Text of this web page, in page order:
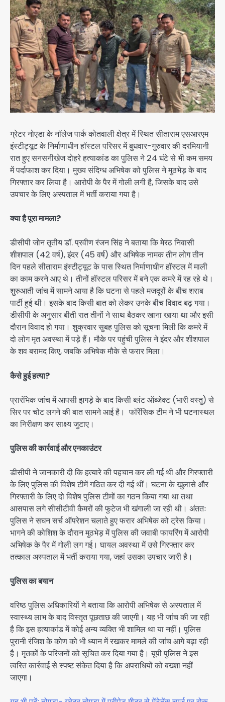
ग्रेटर नोएडा के नॉलेज पार्क कोतवाली क्षेत्र में स्थित सीताराम एसआरएम
इंस्टीट्यूट के निर्माणाधीन हॉस्टल परिसर में बुधवार-गुरुवार की दरमियानी
रात हुए सनसनीखेज दोहरे हत्याकांड का पुलिस ने 24 घंटे से भी कम समय
में पर्दाफाश कर दिया। मुख्य संदिग्ध अभिषेक को पुलिस ने मुठभेड़ के बाद
गिरफ्तार कर लिया है। आरोपी के पैर में गोली लगी है, जिसके बाद उसे
उपचार के लिए अस्पताल में भर्ती कराया गया है।
क्या है पूरा मामला?
डीसीपी जोन तृतीय डॉ. प्रवीण रंजन सिंह ने बताया कि मेरठ निवासी
शीशपाल (42 वर्ष), इंदर (45 वर्ष) और अभिषेक नामक तीन लोग तीन
दिन पहले सीताराम इंस्टीट्यूट के पास स्थित निर्माणाधीन हॉस्टल में माली
का काम करने आए थे। तीनों हॉस्टल परिसर में बने एक कमरे में रह रहे थे।
शुरुआती जांच में सामने आया है कि घटना से पहले मजदूरों के बीच शराब
पार्टी हुई थी। इसके बाद किसी बात को लेकर उनके बीच विवाद बढ़ गया।
डीसीपी के अनुसार बीती रात तीनों ने साथ बैठकर खाना खाया था और इसी
दौरान विवाद हो गया। शुक्रवार सुबह पुलिस को सूचना मिली कि कमरे में
दो लोग मृत अवस्था में पड़े हैं। मौके पर पहुंची पुलिस ने इंदर और शीशपाल
के शव बरामद किए, जबकि अभिषेक मौके से फरार मिला।
कैसे हुई हत्या?
प्रारंभिक जांच में आपसी झगड़े के बाद किसी ब्लंट ऑब्जेक्ट (भारी वस्तु) से
सिर पर चोट लगने की बात सामने आई है। फॉरेंसिक टीम ने भी घटनास्थल
का निरीक्षण कर साक्ष्य जुटाए।
पुलिस की कार्रवाई और एनकाउंटर
डीसीपी ने जानकारी दी कि हत्यारे की पहचान कर ली गई थी और गिरफ्तारी
के लिए पुलिस की विशेष टीमें गठित कर दी गई थीं। घटना के खुलासे और
गिरफ्तारी के लिए दो विशेष पुलिस टीमों का गठन किया गया था तथा
आसपास लगे सीसीटीवी कैमरों की फुटेज भी खंगाली जा रही थी। अंततः
पुलिस ने सघन सर्च ऑपरेशन चलाते हुए फरार अभिषेक को ट्रेस किया।
भागने की कोशिश के दौरान मुठभेड़ में पुलिस की जवाबी फायरिंग में आरोपी
अभिषेक के पैर में गोली लग गई। घायल अवस्था में उसे गिरफ्तार कर
तत्काल अस्पताल में भर्ती कराया गया, जहां उसका उपचार जारी है।
पुलिस का बयान
वरिष्ठ पुलिस अधिकारियों ने बताया कि आरोपी अभिषेक से अस्पताल में
स्वास्थ्य लाभ के बाद विस्तृत पूछताछ की जाएगी। यह भी जांच की जा रही
है कि इस हत्याकांड में कोई अन्य व्यक्ति भी शामिल था या नहीं। पुलिस
पुरानी रंजिश के कोण को भी ध्यान में रखकर मामले की जांच आगे बढ़ा रही
है। मृतकों के परिजनों को सूचित कर दिया गया है। यूपी पुलिस ने इस
त्वरित कार्रवाई से स्पष्ट संकेत दिया है कि अपराधियों को बख्शा नहीं
जाएगा।